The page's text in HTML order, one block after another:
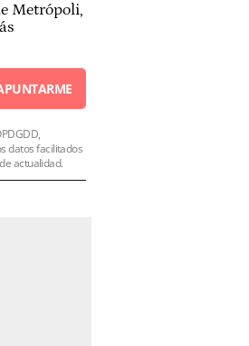
Metrópoli,
datos facilitados
actualidad.